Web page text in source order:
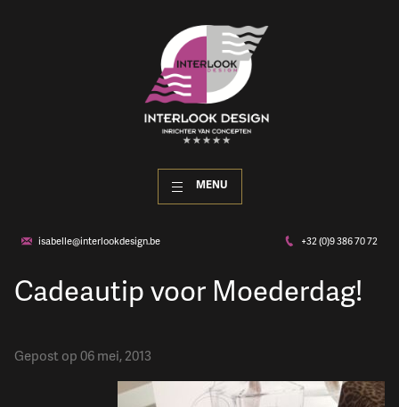
MENU
isabelle@interlookdesign.be +32 (0)9 386 70 72
Cadeautip voor Moederdag!
Gepost op 06 mei, 2013